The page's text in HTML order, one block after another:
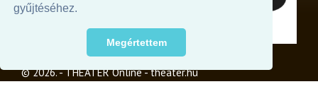
gyűjtéséhez.
Megértettem
© 2026. - THEATER Online -theater.hu